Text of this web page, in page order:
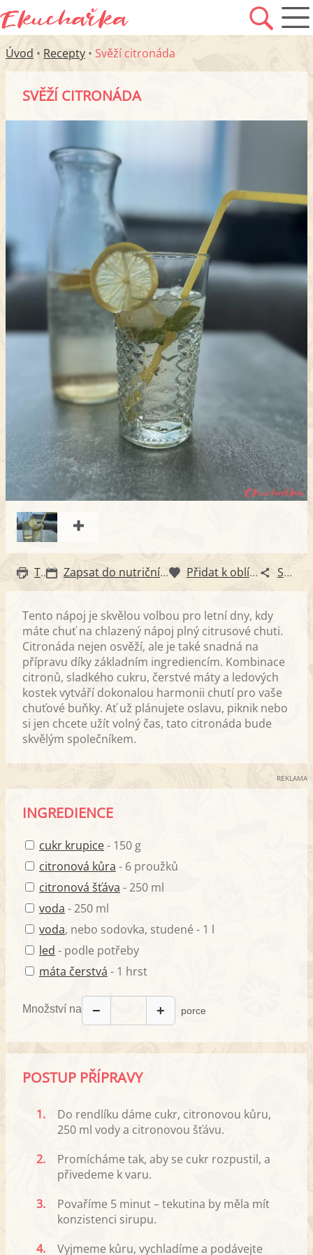
Úvod • Recepty • Svěží citronáda
SVĚŽÍ CITRONÁDA
Tisk Zapsat do nutričního diáře Přidat k oblíbeným Sdílet
Tento nápoj je skvělou volbou pro letní dny, kdy
máte chuť na chlazený nápoj plný citrusové chuti.
Citronáda nejen osvěží, ale je také snadná na
přípravu díky základním ingrediencím. Kombinace
citronů, sladkého cukru, čerstvé máty a ledových
kostek vytváří dokonalou harmonii chutí pro vaše
chuťové buňky. Ať už plánujete oslavu, piknik nebo
si jen chcete užít volný čas, tato citronáda bude
skvělým společníkem.
REKLAMA
INGREDIENCE
cukr krupice- 150 g
citronová kůra - 6 proužků
citronová šťáva - 250 ml
voda - 250 ml
voda, nebo sodovka, studené - 1 l
led - podle potřeby
máta čerstvá - 1 hrst
Množství na − + porce
POSTUP PŘÍPRAVY
1.
Do rendlíku dáme cukr, citronovou kůru,
250 ml vody a citronovou šťávu.
2.
Promícháme tak, aby se cukr rozpustil, a
přivedeme k varu.
3.
Povaříme 5 minut – tekutina by měla mít
konzistenci sirupu.
4.
Vyjmeme kůru, vychladíme a podávejte